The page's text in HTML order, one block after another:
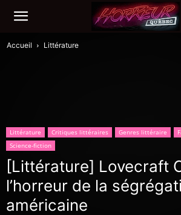
Accueil Littérature
Littérature Critiques littéraires Genres littéraire
Science-fiction
[Littérature] Lovecraft
l’horreur de la
américaine